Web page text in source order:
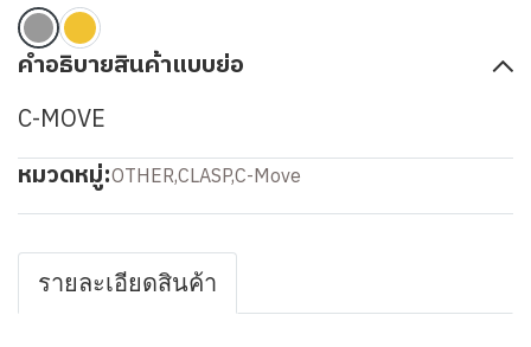
คำอธิบายสินค้าแบบย่อ
C-MOVE
หมวดหมู่:OTHER,CLASP,C-Move
รายละเอียดสินค้า